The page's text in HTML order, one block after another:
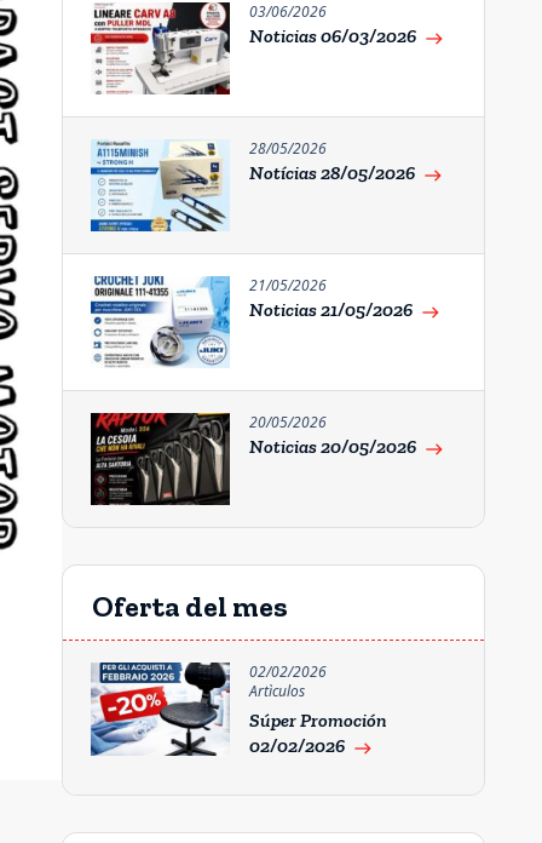
03/06/2026
Noticias 06/03/2026 east
28/05/2026
Notícias 28/05/2026 east
21/05/2026
Noticias 21/05/2026 east
20/05/2026
Noticias 20/05/2026 east
Oferta del mes
02/02/2026
Artìculos
Súper Promoción
02/02/2026 east